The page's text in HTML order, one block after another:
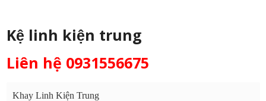
Kệ linh kiện trung
Liên hệ 0931556675
Khay Linh Kiện Trung